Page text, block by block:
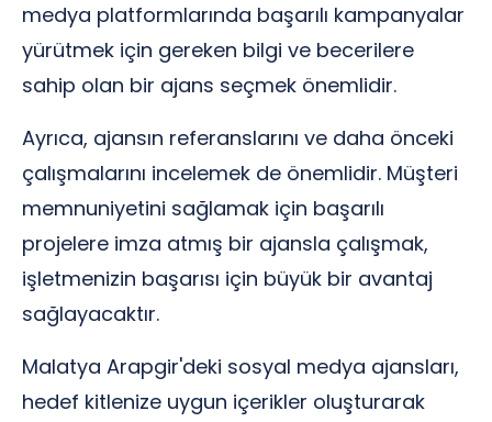
medya platformlarında başarılı kampanyalar
yürütmek için gereken bilgi ve becerilere
sahip olan bir ajans seçmek önemlidir.
Ayrıca, ajansın referanslarını ve daha önceki
çalışmalarını incelemek de önemlidir. Müşteri
memnuniyetini sağlamak için başarılı
projelere imza atmış bir ajansla çalışmak,
işletmenizin başarısı için büyük bir avantaj
sağlayacaktır.
Malatya Arapgir'deki sosyal medya ajansları,
hedef kitlenize uygun içerikler oluşturarak